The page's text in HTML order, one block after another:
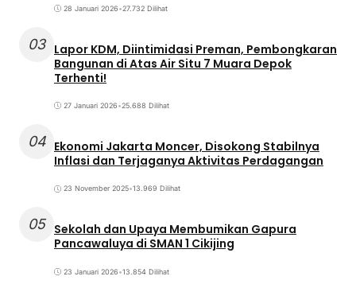
28 Januari 2026•27.732 Dilihat
03 Lapor KDM, Diintimidasi Preman, Pembongkaran
Bangunan di Atas Air Situ 7 Muara Depok
Terhenti!
27 Januari 2026•25.688 Dilihat
04 Ekonomi Jakarta Moncer, Disokong Stabilnya
Inflasi dan Terjaganya Aktivitas Perdagangan
23 November 2025•13.969 Dilihat
05 Sekolah dan Upaya Membumikan Gapura
Pancawaluya di SMAN 1 Cikijing
23 Januari 2026•13.854 Dilihat